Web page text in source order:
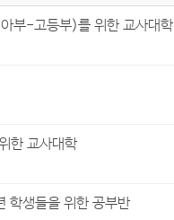
부-고등부)를 위한 교사대학
한 교사대학
학생들을 위한 공부반